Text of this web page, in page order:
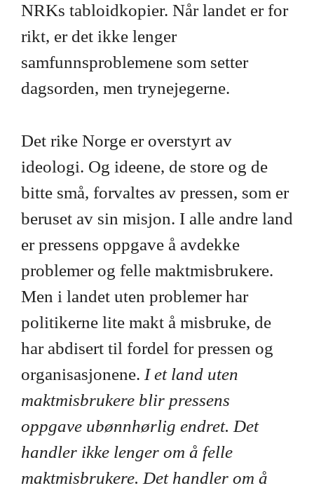
NRKs tabloidkopier. Når landet er for
rikt, er det ikke lenger
samfunnsproblemene som setter
dagsorden, men trynejegerne.
Det rike Norge er overstyrt av
ideologi. Og ideene, de store og de
bitte små, forvaltes av pressen, som er
beruset av sin misjon. I alle andre land
er pressens oppgave å avdekke
problemer og felle maktmisbrukere.
Men i landet uten problemer har
politikerne lite makt å misbruke, de
har abdisert til fordel for pressen og
organisasjonene. I et land uten
maktmisbrukere blir pressens
oppgave ubønnhørlig endret. Det
handler ikke lenger om å felle
maktmisbrukere. Det handler om å